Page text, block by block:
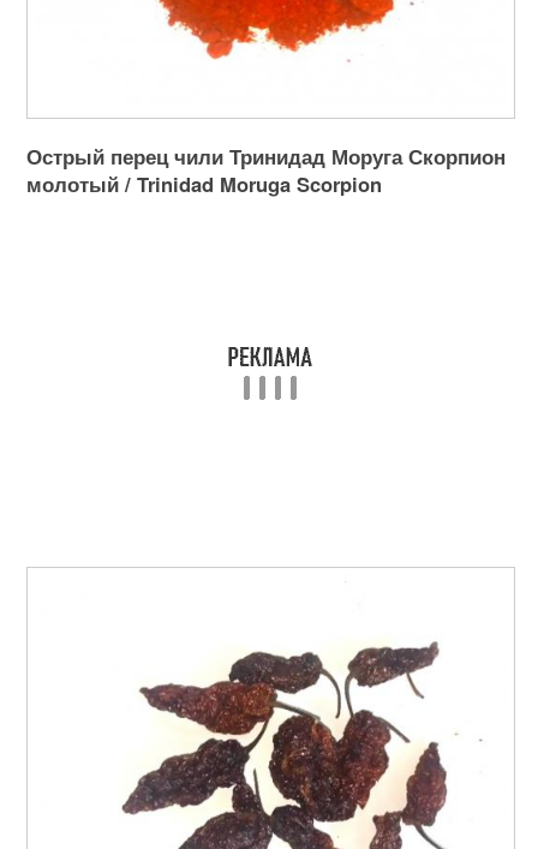
Острый перец чили Тринидад Моруга Скорпион
молотый / Trinidad Moruga Scorpion